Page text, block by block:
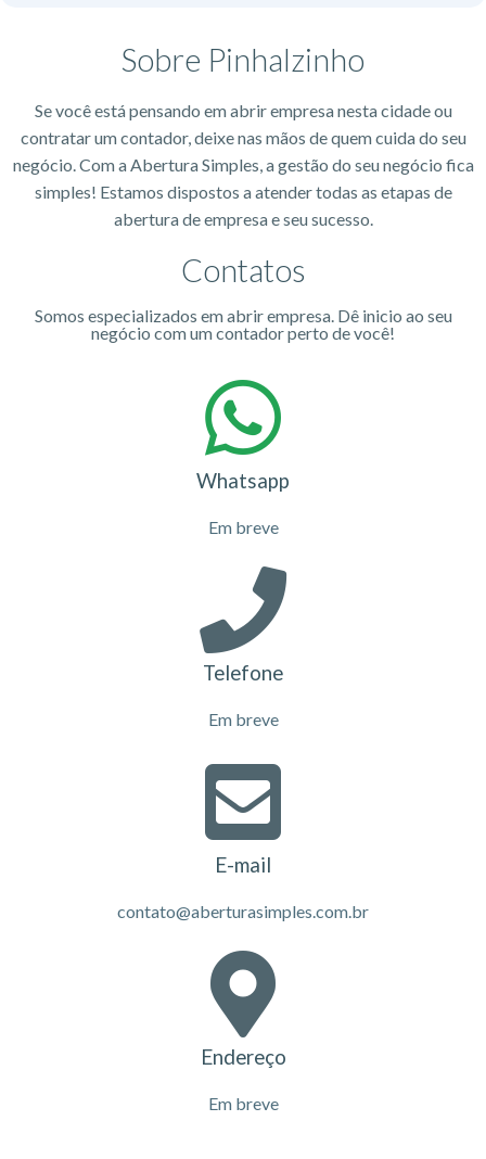
Sobre Pinhalzinho
Se você está pensando em abrir empresa nesta cidade ou
contratar um contador, deixe nas mãos de quem cuida do seu
negócio. Com a Abertura Simples, a gestão do seu negócio fica
simples! Estamos dispostos a atender todas as etapas de
abertura de empresa e seu sucesso.
Contatos
Somos especializados em abrir empresa. Dê inicio ao seu
negócio com um contador perto de você!
Whatsapp
Em breve
Telefone
Em breve
E-mail
contato@aberturasimples.com.br
Endereço
Em breve